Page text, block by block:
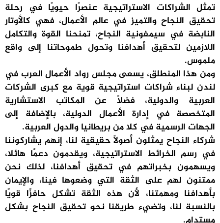
تمثل الشراكات الاستراتيجية عنصرًا حيويًا في رحلة
تحقيق النجاح والتميز في عالم الأعمال، فهي كالأوتار
النابضة في سيمفونية النجاح، تمنحنا القوة والتكامل
اللازمين لتحقيق أهدافنا وتحول طموحاتنا إلى واقع
ملموس.
ومن هذا المنطلق، يسعى مجلس رواد الأعمال العرب في
لندن لبناء شراكات استراتيجية قوية مع كبرى الشركات
العربية والدولية، فضلًا عن المكاتب الاستشارية
المتخصصة في إدارة الأعمال الدولية، بالإضافة إلى
الجهات الرسمية في كلا من بريطانيا والدول العربية.
شركاء النجاح يمثلون أصولًا حقيقية لنا، إنهم يشاركوننا
في رسم الخرائط الاستراتيجية، ويقدمون دعمًا هائلا،
ويسهمون بخبراتهم في تحقيق أهدافنا، لذلك نحن
ممتنون لهم على الثقة التي وضعوها فينا، والإيمان
بأهدافنا ومهمتنا، لأن هذه الثقة تشكل حافزًا قويًا
بالنسبة لنا، وتضيء طريقنا نحو تحقيق النجاح بشكل